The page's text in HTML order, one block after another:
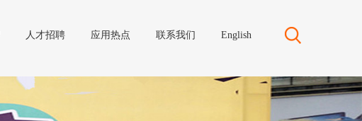
人才招聘 应用热点 联系我们 English